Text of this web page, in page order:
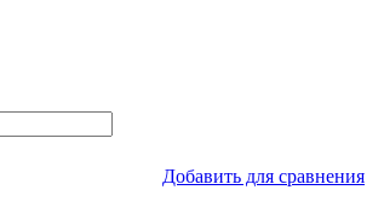
Добавить для сравнения